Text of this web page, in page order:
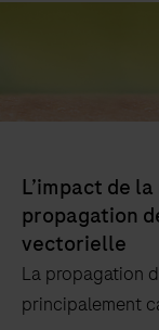
L’impact de
propagation
vectorielle
La propagation
principalement